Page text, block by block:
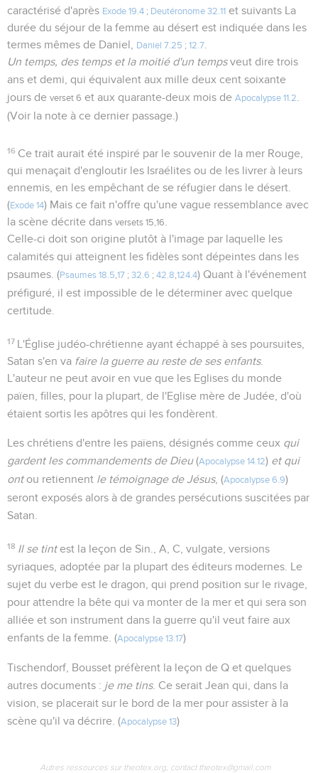
caractérisé d'après Exode 19.4 ; Deutéronome 32.11 et suivants La
durée du séjour de la femme au désert est indiquée dans les
termes mêmes de Daniel,
Daniel 7.25 ; 12.7
Un temps, des temps et la moitié d'un tempsveut dire trois
ans et demi, qui équivalent aux mille deux cent soixante
jours de verset 6 et aux quarante-deux mois de Apocalypse 11.2
(Voir la note à ce dernier passage.)
16 Ce trait aurait été inspiré par le souvenir de la mer Rouge,
qui menaçait d'engloutir les Israélites ou de les livrer à leurs
ennemis, en les empêchant de se réfugier dans le désert.
(Exode 14) Mais ce fait n'offre qu'une vague ressemblance avec
la scène décrite dans versets 15,16
Celle-ci doit son origine plutôt à l'image par laquelle les
calamités qui atteignent les fidèles sont dépeintes dans les
psaumes. (Psaumes 18.5 17 ; 32.6 ; 42.8 124.4) Quant à l'événement
préfiguré, il est impossible de le déterminer avec quelque
certitude.
17 L'Église judéo-chrétienne ayant échappé à ses poursuites,
Satan s'en va faire la guerre au reste de ses enfants.
L'auteur ne peut avoir en vue que les Eglises du monde
païen, filles, pour la plupart, de l'Eglise mère de Judée, d'où
étaient sortis les apôtres qui les fondèrent.
Les chrétiens d'entre les païens, désignés comme ceux qui
gardent les commandements de Dieu(Apocalypse 14.12) et qui
ontou retiennent le témoignage de Jésus, (Apocalypse 6.9)
seront exposés alors à de grandes persécutions suscitées par
Satan.
18 Il se tintest la leçon de Sin., A, C, vulgate, versions
syriaques, adoptée par la plupart des éditeurs modernes. Le
sujet du verbe est le dragon, qui prend position sur le rivage,
pour attendre la bête qui va monter de la mer et qui sera son
alliée et son instrument dans la guerre qu'il veut faire aux
enfants de la femme. (Apocalypse 13.17)
Tischendorf, Bousset préfèrent la leçon de Q et quelques
autres documents : je me tins. Ce serait Jean qui, dans la
vision, se placerait sur le bord de la mer pour assister à la
scène qu'il va décrire. (Apocalypse 13)
Autres ressources sur theotex.org, contact theotex@gmail.com